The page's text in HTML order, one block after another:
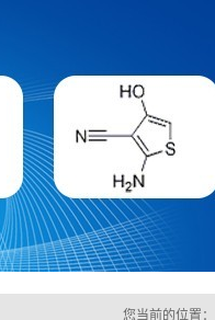
您当前的位置：